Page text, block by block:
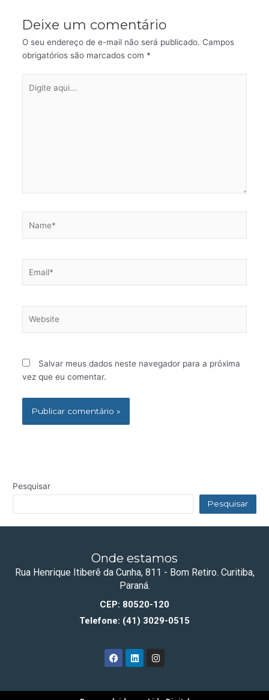
Deixe um comentário
O seu endereço de e-mail não será publicado. Campos
obrigatórios são marcados com *
aqui...
Salvar meus dados neste navegador para a próxima
vez que eu comentar.
Pesquisar
Pesquisar
Onde estamos
Rua Henrique Itiberê da Cunha, 811 - Bom Retiro. Curitiba,
Paraná.
CEP: 80520-120
Telefone: (41) 3029-0515
F
a
c
b
L
i
n
e
I
n
s
a